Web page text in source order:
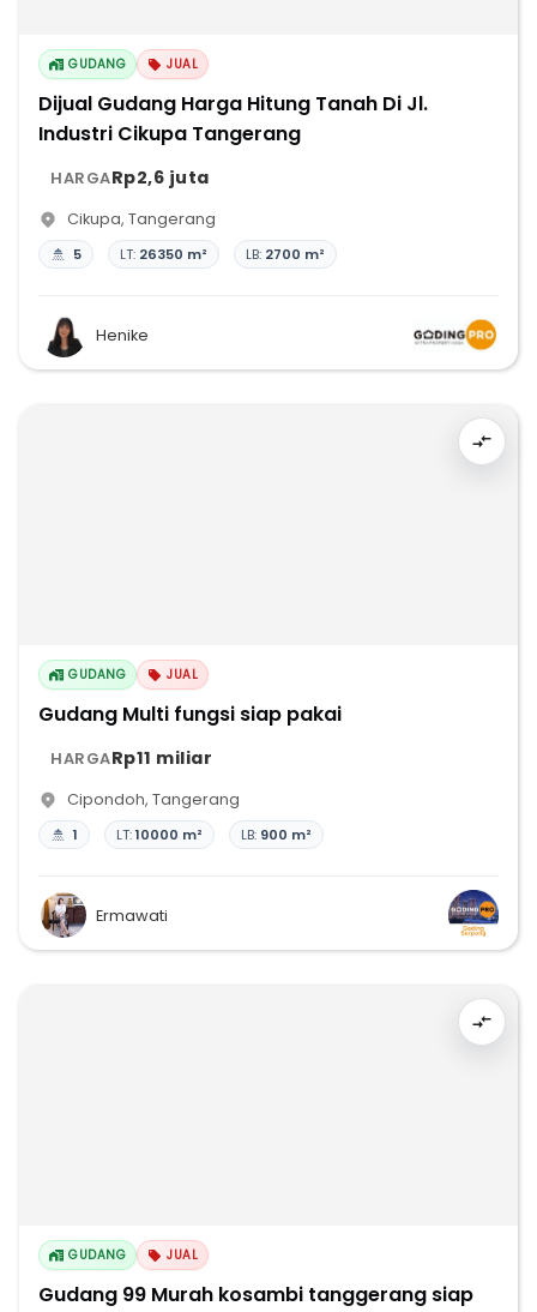
GUDANG JUAL
Dijual Gudang Harga Hitung Tanah Di Jl.
Industri Cikupa Tangerang
HARGARp2,6 juta
Cikupa, Tangerang
5 LT: 26350 m² LB: 2700 m²
Henike
GUDANG JUAL
Gudang Multi fungsi siap pakai
HARGARp11 miliar
Cipondoh, Tangerang
1 LT:10000 m² LB: 900 m²
Ermawati
GUDANG JUAL
Gudang 99 Murah kosambi tanggerang siap